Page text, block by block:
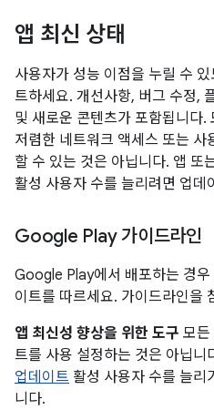
앱 최신 상태
사용자가 성능 이점을 누릴 수
트하세요. 개선사항, 버그 수정,
및 새로운 콘텐츠가 포함됩니다
저렴한 네트워크 액세스 또는 사
할 수 있는 것은 아닙니다. 앱 또
활성 사용자 수를 늘리려면 업데
Google Play 가이드라인
Google Play에서 배포하는 경우
이트를 따르세요. 가이드라인을
앱 최신성 향상을 위한 도구 모든
트를 사용 설정하는 것은 아닙니
업데이트 활성 사용자 수를 늘리
니다.